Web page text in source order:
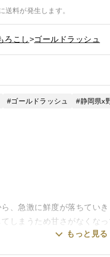
送料が発生します。
ろこし ゴールドラッシュ
ゴールドラッシュ 静岡県x
、急激に鮮度が落ちていき
しまうため甘さがなくなっ
トウモロコシを冷蔵庫で
もっと見る